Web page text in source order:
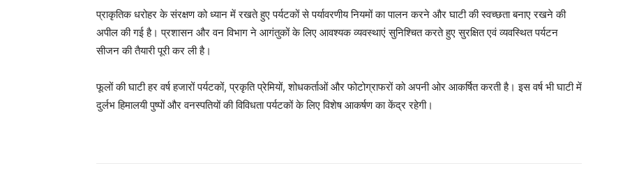
प्राकृतिक धरोहर के संरक्षण को ध्यान में रखते हुए पर्यटकों से पर्यावरणीय नियमों का पालन करने और घाटी की स्वच्छता बनाए रखने की
अपील की गई है। प्रशासन और वन विभाग ने आगंतुकों के लिए आवश्यक व्यवस्थाएं सुनिश्चित करते हुए सुरक्षित एवं व्यवस्थित पर्यटन
सीजन की तैयारी पूरी कर ली है।
फूलों की घाटी हर वर्ष हजारों पर्यटकों, प्रकृति प्रेमियों, शोधकर्ताओं और फोटोग्राफरों को अपनी ओर आकर्षित करती है। इस वर्ष भी घाटी में
दुर्लभ हिमालयी पुष्पों और वनस्पतियों की विविधता पर्यटकों के लिए विशेष आकर्षण का केंद्र रहेगी।